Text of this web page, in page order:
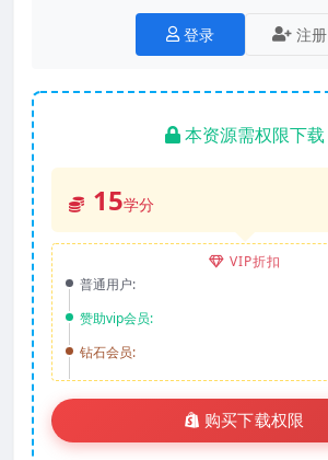
登录 注册
本资源需权限下载
15学分
VIP折扣
普通用户:
赞助vip会员:
钻石会员:
购买下载权限